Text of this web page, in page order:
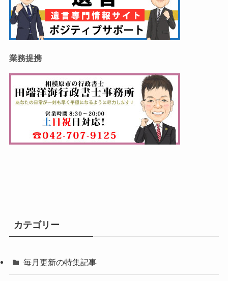
業務提携
カテゴリー
毎月更新の特集記事